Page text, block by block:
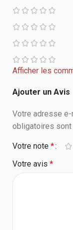
Afficher les
Ajouter un Avis
Votre adresse e-
obligatoires
Votre note *
Votre avis *